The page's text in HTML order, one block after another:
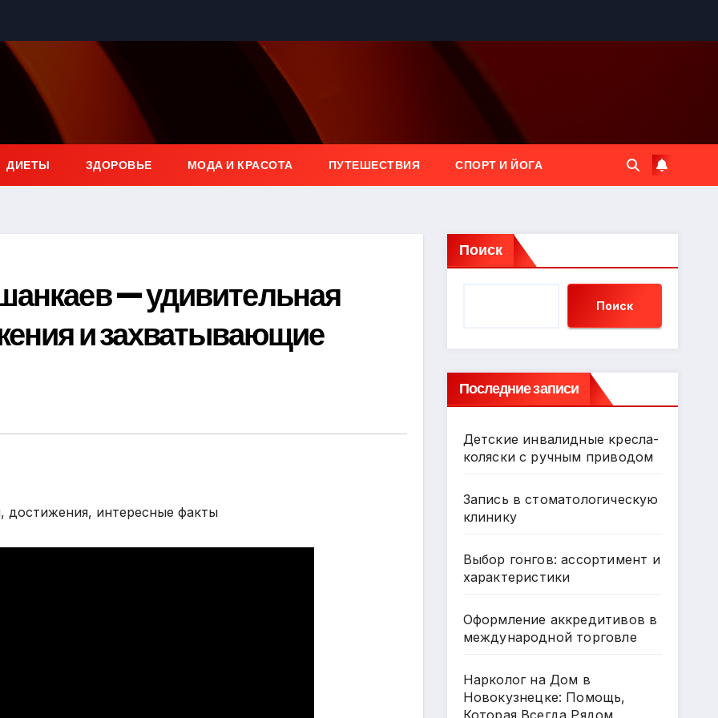
ДИЕТЫ ЗДОРОВЬЕ МОДА И КРАСОТА ПУТЕШЕСТВИЯ СПОРТ И ЙОГА
— удивительная
и захватывающие
Поиск
Поиск
Последние записи
Детские инвалидные кресла-
коляски с ручным приводом
Запись в стоматологическую
клинику
Выбор гонгов: ассортимент и
характеристики
Оформление аккредитивов в
международной торговле
Нарколог на Дом в
Новокузнецке: Помощь,
Которая Всегда Рядом